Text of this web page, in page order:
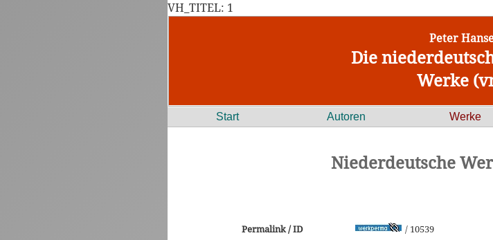
VH_TITEL: 1
Peter
Die
Werke
Start Autoren Werke
Niederdeutsche
Permalink / ID / 10539